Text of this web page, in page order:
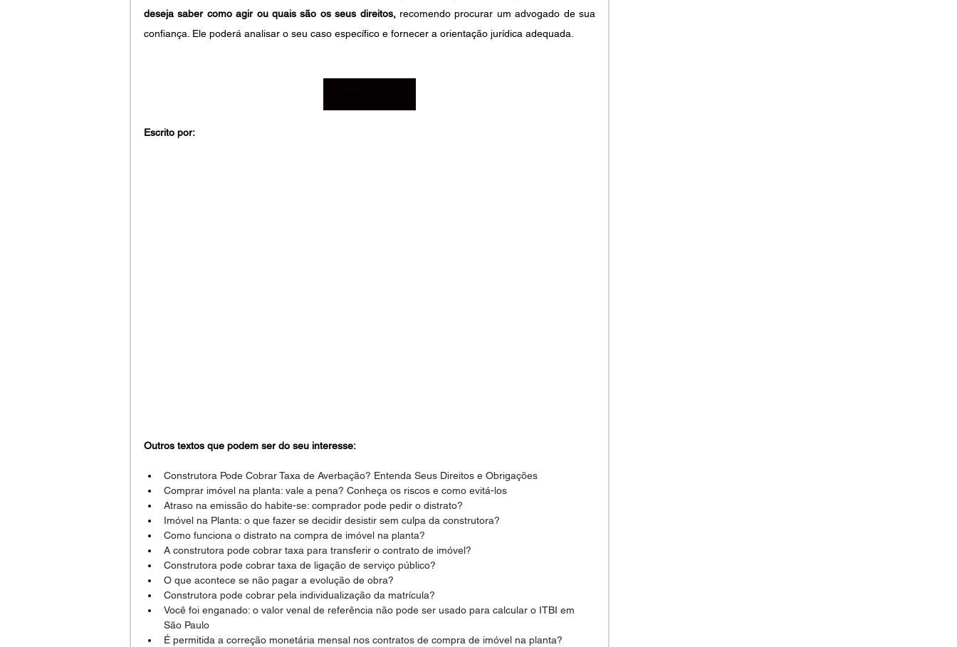
deseja saber como agir ou quais são os seus direitos, recomendo procurar um advogado de sua
confiança. Ele poderá analisar o seu caso específico e fornecer a orientação jurídica adequada.
Escrito por:
Outros textos que podem ser do seu interesse:
Construtora Pode Cobrar Taxa de Averbação? Entenda Seus Direitos e Obrigações
Comprar imóvel na planta: vale a pena? Conheça os riscos e como evitá-los
Atraso na emissão do habite-se: comprador pode pedir o distrato?
Imóvel na Planta: o que fazer se decidir desistir sem culpa da construtora?
Como funciona o distrato na compra de imóvel na planta?
A construtora pode cobrar taxa para transferir o contrato de imóvel?
Construtora pode cobrar taxa de ligação de serviço público?
O que acontece se não pagar a evolução de obra?
Construtora pode cobrar pela individualização da matrícula?
Você foi enganado: o valor venal de referência não pode ser usado para calcular o ITBI em
São Paulo
É permitida a correção monetária mensal nos contratos de compra de imóvel na planta?